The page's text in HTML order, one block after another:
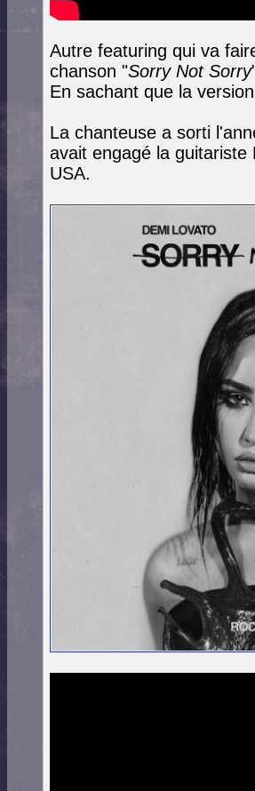
Autre featuring qui va
chanson "Sorry Not Sorry
En sachant que la
La chanteuse a sorti
avait engagé la
USA.